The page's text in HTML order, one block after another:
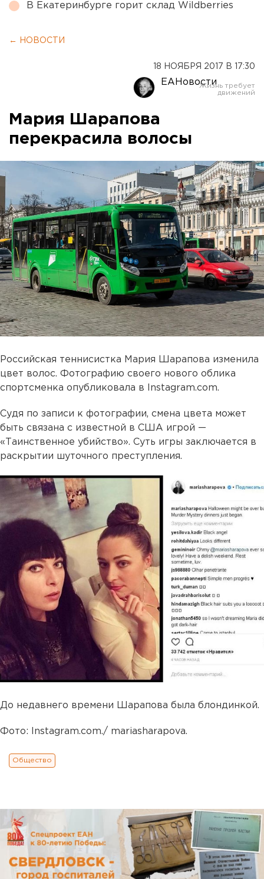
В Екатеринбурге горит склад Wildberries
← НОВОСТИ
18 НОЯБРЯ 2017 В 17:30
ЕАНовости
Мария Шарапова
перекрасила волосы
Российская теннисистка Мария Шарапова изменила
цвет волос. Фотографию своего нового облика
спортсменка опубликовала в Instagram.com.
Судя по записи к фотографии, смена цвета может
быть связана с известной в США игрой —
«Таинственное убийство». Суть игры заключается в
раскрытии шуточного преступления.
До недавнего времени Шарапова была блондинкой.
Фото: Instagram.com./ mariasharapova.
Общество